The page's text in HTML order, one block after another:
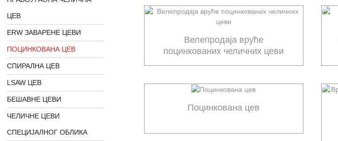
ЦЕВ
ERW ЗАВАРЕНЕ ЦЕВИ
ПОЦИНКОВАНА ЦЕВ
СПИРАЛНА ЦЕВ
LSAW ЦЕВ
БЕШАВНЕ ЦЕВИ
ЧЕЛИЧНЕ ЦЕВИ
СПЕЦИЈАЛНОГ ОБЛИКА
Велепродаја вруће
поцинкованих челичних цеви
Поцинкована цев